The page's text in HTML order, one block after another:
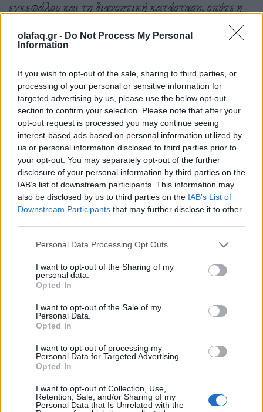
olafaq.gr - Do Not Process My Personal
Information
If you wish to opt-out of the sale, sharing to third parties, or
processing of your personal or sensitive information for
targeted advertising by us, please use the below opt-out
section to confirm your selection. Please note that after your
opt-out request is processed you may continue seeing
interest-based ads based on personal information utilized by
us or personal information disclosed to third parties prior to
your opt-out. You may separately opt-out of the further
disclosure of your personal information by third parties on the
IAB’s list of downstream participants. This information may
also be disclosed by us to third parties on the IAB’s List of
Downstream Participants that may further disclose it to other
Personal Data Processing Opt Outs
I want to opt-out of the Sharing of my
personal data.
Opted In
I want to opt-out of the Sale of my
Personal Data.
Opted In
I want to opt-out of processing my
Personal Data for Targeted Advertising.
Opted In
I want to opt-out of Collection, Use,
Retention, Sale, and/or Sharing of my
Personal Data that Is Unrelated with the
εγκεφάλου και τη διανοητική κατάσταση, οπότε η
σημασίας.
Αυτό μπορεί να σημαίνει πρόσβαση σε υψηλής
ποιότητας, πλούσια σε θρεπτικά συστατικά,
τρόφιμα ή και λήψη θεραπείας για παρασιτικές
λοιμώξεις και ελονοσία», επισημαίνει η
επιστημονική συγγραφέας στο Ινστιτούτο
Μετρήσεων και Αξιολόγησης της Υγείας, Τερέζα
Μακχιούζ.
και κορίτσια υπάρχει έλλειψη εκπαίδευσης σχετικά
ανεπαρκείς επιλογές για την αποτελεσματική
και όχι αρκετές γνώσεις σχετικά με τον τρόπο
διαχείρισης ή και αναστροφής της αναιμίας όταν
εμφανίζεται.